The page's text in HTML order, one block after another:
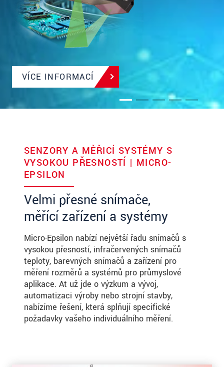
VÍCE INFORMACÍ
SENZORY A MĚŘICÍ SYSTÉMY S
VYSOKOU PŘESNOSTÍ | MICRO-
EPSILON
Velmi přesné snímače,
měřící zařízení a systémy
Micro-Epsilon nabízí největší řadu snímačů s
vysokou přesností, infračervených snímačů
teploty, barevných snímačů a zařízení pro
měření rozměrů a systémů pro průmyslové
aplikace. Ať už jde o výzkum a vývoj,
automatizaci výroby nebo strojní stavby,
nabízíme řešení, která splňují specifické
požadavky vašeho individuálního měření.